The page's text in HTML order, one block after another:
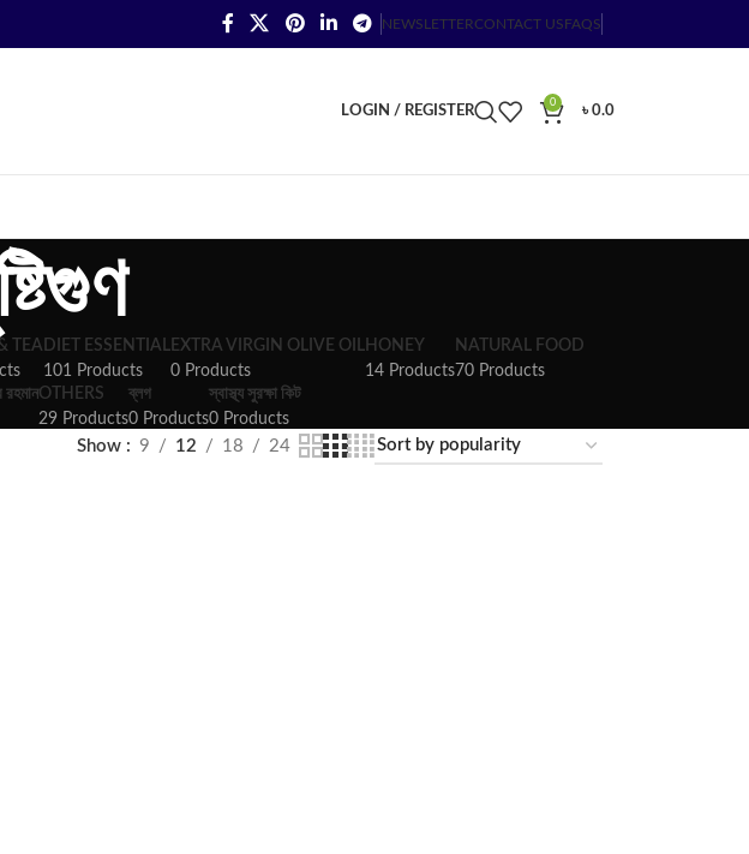
NEWSLETTERCONTACT USFAQS
LOGIN / REGISTER
0
৳0.0
TEA DIET ESSENTIAL
101 Products
EXTRA VIRGIN OLIVE OIL
0 Products
HONEY
14 Products
NATURAL FOOD
70 Products
রহমানOTHERS
29 Products
ব্লগ
0 Products
স্বাস্থ্য সুরক্ষা কিট
0 Products
Show 9 12 18 24